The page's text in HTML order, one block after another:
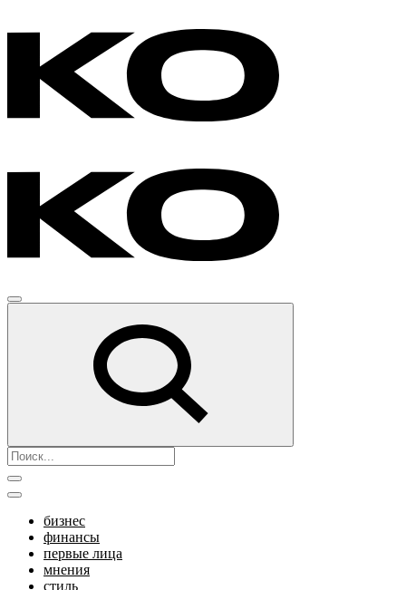
бизнес
финансы
первые лица
мнения
стиль